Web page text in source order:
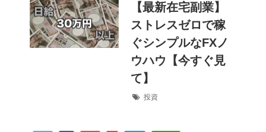
【最新在宅副業】
ストレスゼロで稼
ぐシンプルなFXノ
ウハウ【今すぐ見
て】
投資